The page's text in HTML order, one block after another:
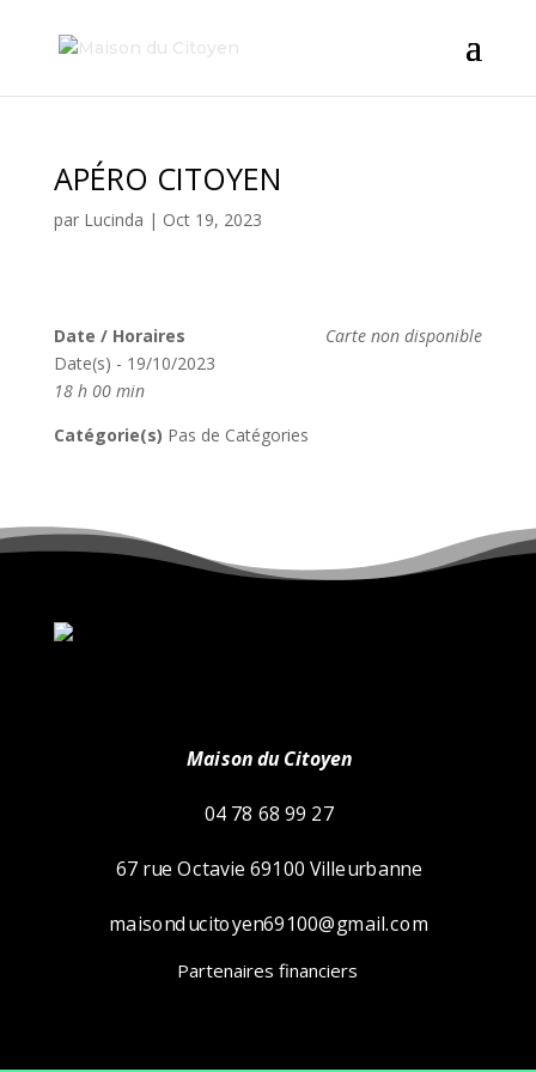
APÉRO CITOYEN
par Lucinda | Oct 19, 2023
Carte non disponible
Date / Horaires
Date(s) - 19/10/2023
18 h 00 min
Catégorie(s) Pas de Catégories
Maison du Citoyen
04 78 68 99 27
67 rue Octavie 69100 Villeurbanne
maisonducitoyen69100@gmail.com
Partenaires financiers